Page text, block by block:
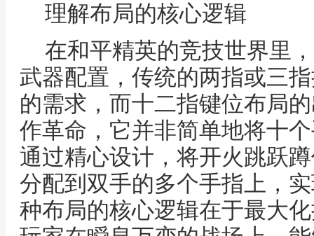
理解布局的核心逻辑
在和平精英的竞技世界里
武器配置，传统的两指或三
的需求，而十二指键位布局
作革命，它并非简单地将十
通过精心设计，将开火跳跃
分配到双手的多个手指上，
种布局的核心逻辑在于最大